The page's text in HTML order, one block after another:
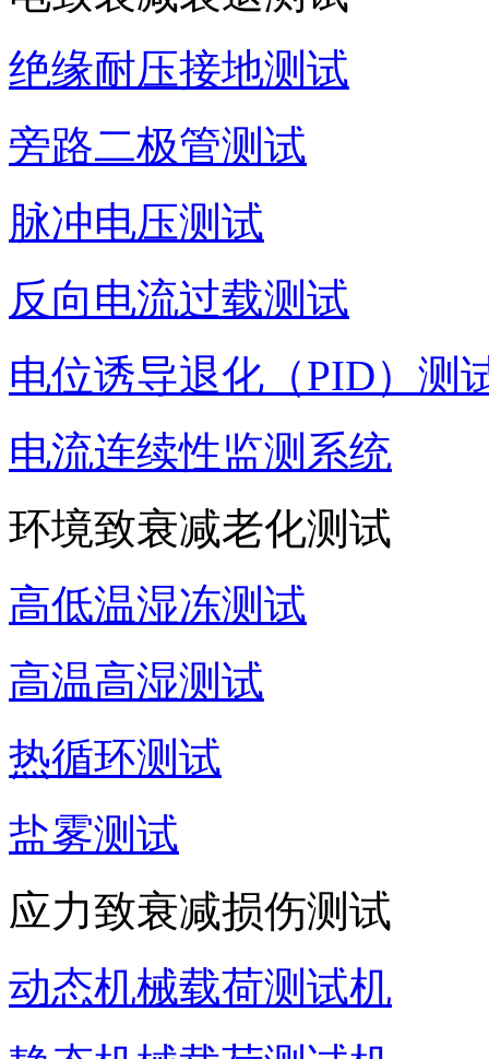
绝缘耐压接地测试
旁路二极管测试
脉冲电压测试
反向电流过载测试
电位诱导退化（PID）测
电流连续性监测系统
环境致衰减老化测试
高低温湿冻测试
高温高湿测试
热循环测试
盐雾测试
应力致衰减损伤测试
动态机械载荷测试机